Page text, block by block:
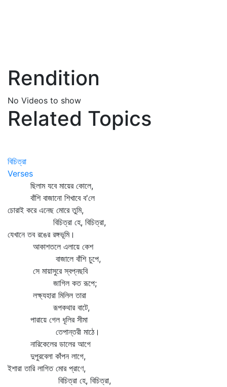
Rendition
No Videos to show
Related Topics
বিচিত্রা
Verses
ছিলাম যবে মায়ের কোলে,
বাঁশি বাজানো শিখাবে ব'লে
চোরাই করে এনেছ মোরে তুমি,
বিচিত্রা হে, বিচিত্রা,
যেখানে তব রঙের রঙ্গভূমি।
আকাশতলে এলায়ে কেশ
বাজালে বাঁশি চুপে,
সে মায়াসুরে স্বপ্নছবি
জাগিল কত রূপে;
লক্ষ্যহারা মিলিল তারা
রূপকথার বাটে,
পারায়ে গেল ধূলির সীমা
তেপান্তরী মাঠে।
নারিকেলের ডালের আগে
দুপুরবেলা কাঁপন লাগে,
ইশারা তারি লাগিত মোর প্রাণে,
বিচিত্রা হে, বিচিত্রা,